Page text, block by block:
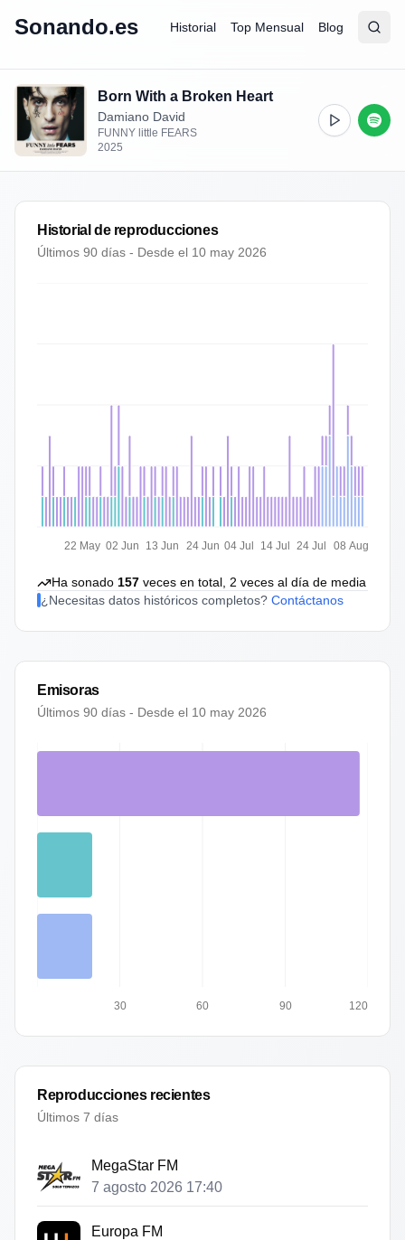
Sonando.es Historial Top Mensual Blog
Abrir
Born With a Broken Heart
Damiano David
FUNNY little FEARS
2025
Historial de reproducciones
Últimos 90 días - Desde el 10 may 2026
22 May 02 Jun 13 Jun 24 Jun 04 Jul 14 Jul 24 Jul 08 Aug
Ha sonado 157 veces en total, 2 veces al día de media
¿Necesitas datos históricos completos? Contáctanos
Emisoras
Últimos 90 días - Desde el 10 may 2026
30 60 90 120
Reproducciones recientes
Últimos 7 días
MegaStar FM
7 agosto 2026 17:40
Europa FM